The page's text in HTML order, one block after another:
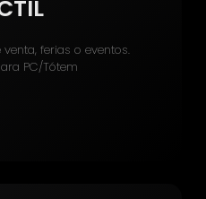
ferias o eventos.
PC/Tótem